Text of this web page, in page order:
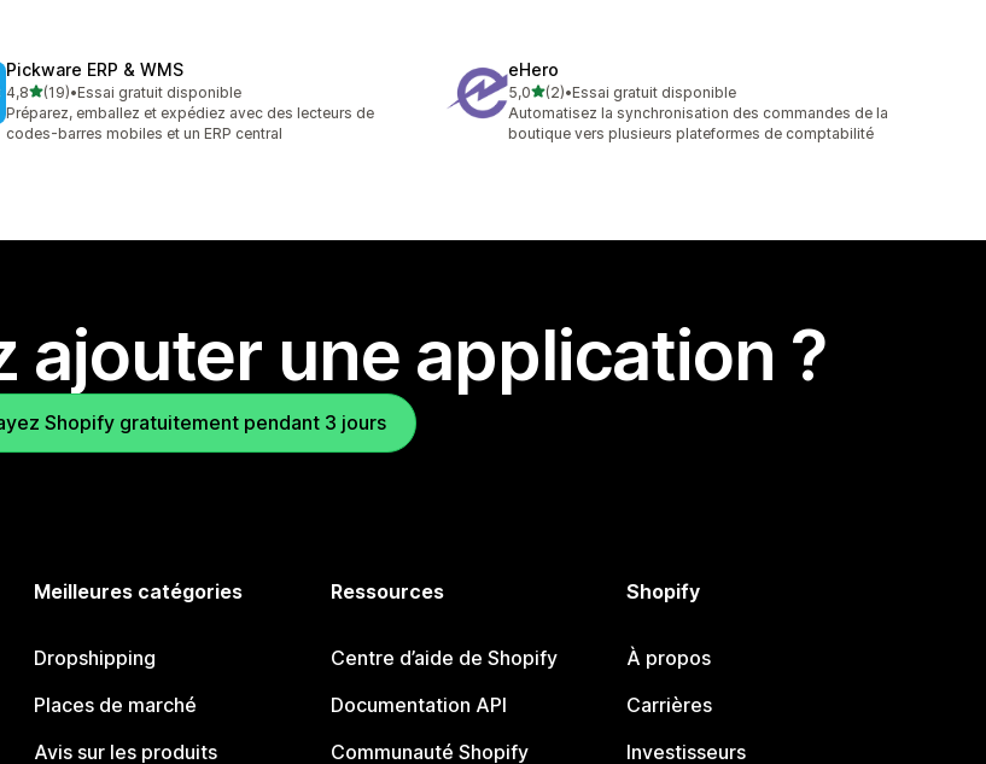
Pickware ERP & WMS
4,8étoile(s) sur 5
(19)
19 avis au total
•Essai gratuit disponible
Préparez, emballez et expédiez avec des lecteurs de
codes-barres mobiles et un ERP central
eHero
5,0étoile(s) sur 5
(2)
2 avis au total
•Essai gratuit disponible
Automatisez la synchronisation des commandes de la
boutique vers plusieurs plateformes de comptabilité
ajouter une application ?
Shopify gratuitement pendant 3 jours
Meilleures catégories
Dropshipping
Places de marché
Avis sur les produits
Ressources
Centre d’aide de Shopify
Documentation API
Communauté Shopify
Shopify
À propos
Carrières
Investisseurs